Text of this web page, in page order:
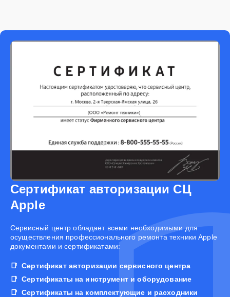
Сертификат авторизации СЦ
Apple
Cервисный центр обладает всеми необходимыми для
осуществления профессионального ремонта техники Apple
документами и сертификатами:
Сертификат авторизации сервисного центра
Сертификаты на инструмент и оборудование
Сертификаты на комплектующие и расходники